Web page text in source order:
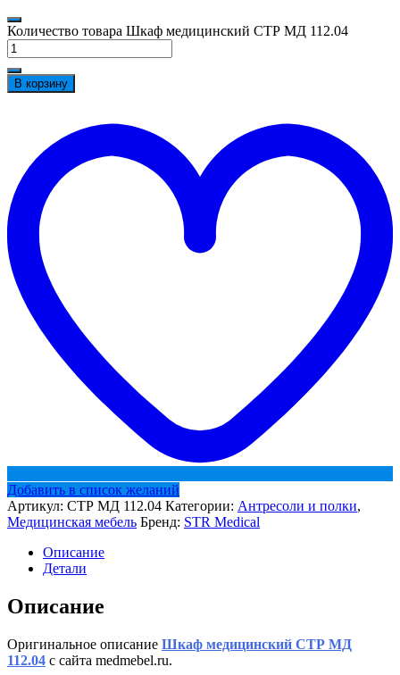
Количество товара Шкаф медицинский СТР МД 112.04
В корзину
Добавить в список желаний
Артикул: СТР МД 112.04 Категории: Антресоли и полки,
Медицинская мебель Бренд: STR Medical
Описание
Детали
Описание
Оригинальное описание Шкаф медицинский СТР МД
112.04 с сайта medmebel.ru.